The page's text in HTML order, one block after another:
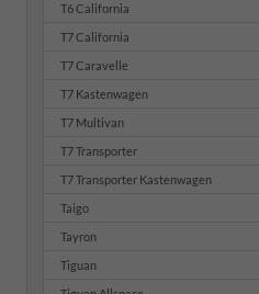
T6 California
T7 California
T7 Caravelle
T7 Kastenwagen
T7 Multivan
T7 Transporter
T7 Transporter Kastenwagen
Taigo
Tayron
Tiguan